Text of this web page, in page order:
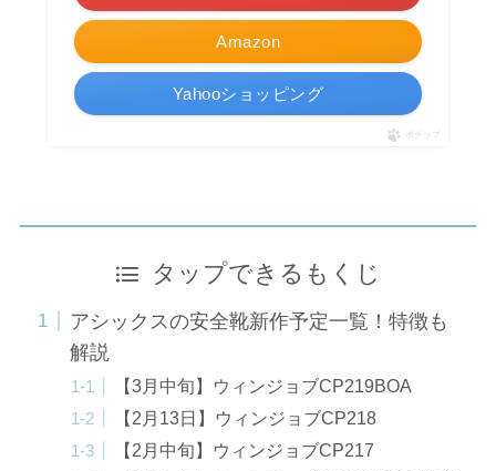
Amazon
Yahooショッピング
ポチップ
タップできるもくじ
アシックスの安全靴新作予定一覧！特徴も
解説
【3月中旬】ウィンジョブCP219BOA
【2月13日】ウィンジョブCP218
【2月中旬】ウィンジョブCP217